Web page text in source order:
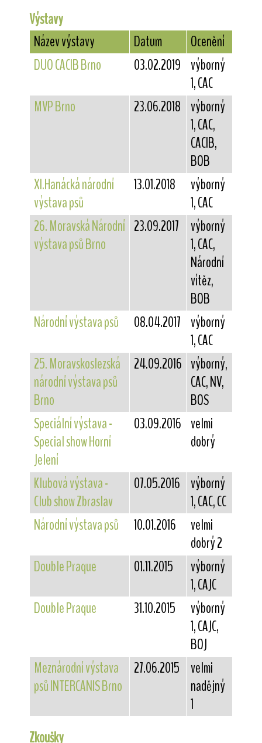
Výstavy
Název výstavy
Datum
Ocenění
DUO CACIB Brno
03.02.2019 výborný
1, CAC
MVP Brno
23.06.2018 výborný
1, CAC,
CACIB,
BOB
XI.Hanácká národní
výstava psů
13.01.2018
výborný
1, CAC
26. Moravská Národní
výstava psů Brno
23.09.2017
výborný
1, CAC,
Národní
vítěz,
BOB
Národní výstava psů
08.04.2017 výborný
1, CAC
25. Moravskoslezská
národní výstava psů
Brno
24.09.2016 výborný,
CAC, NV,
BOS
Speciální výstava -
Special show Horní
Jelení
03.09.2016 velmi
dobrý
Klubová výstava -
Club show Zbraslav
07.05.2016 výborný
1, CAC, CC
Národní výstava psů
10.01.2016
velmi
dobrý 2
Double Praque
01.11.2015
výborný
1, CAJC
Double Praque
31.10.2015
výborný
1, CAJC,
BOJ
Meznárodní výstava
psů INTERCANIS Brno
27.06.2015
velmi
nadějný
1
Zkoušky